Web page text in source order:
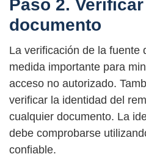
Paso 2.
documento
La verificación de la fuente
medida importante para
acceso no autorizado.
verificar la identidad del
cualquier documento. La
debe comprobarse
confiable.